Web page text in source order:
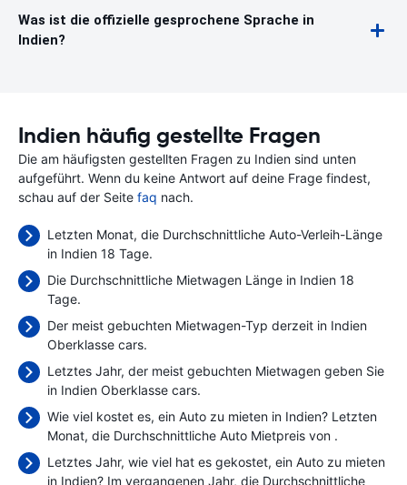
Was ist die offizielle gesprochene Sprache in
Indien?
Indien häufig gestellte Fragen
Die am häufigsten gestellten Fragen zu Indien sind unten
aufgeführt. Wenn du keine Antwort auf deine Frage findest,
schau auf der Seite faq nach.
Letzten Monat, die Durchschnittliche Auto-Verleih-Länge
in Indien 18 Tage.
Die Durchschnittliche Mietwagen Länge in Indien 18
Tage.
Der meist gebuchten Mietwagen-Typ derzeit in Indien
Oberklasse cars.
Letztes Jahr, der meist gebuchten Mietwagen geben Sie
in Indien Oberklasse cars.
Wie viel kostet es, ein Auto zu mieten in Indien? Letzten
Monat, die Durchschnittliche Auto Mietpreis von .
Letztes Jahr, wie viel hat es gekostet, ein Auto zu mieten
in Indien? Im vergangenen Jahr, die Durchschnittliche